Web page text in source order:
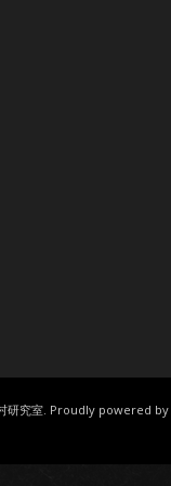
研究室. Proudly powered by